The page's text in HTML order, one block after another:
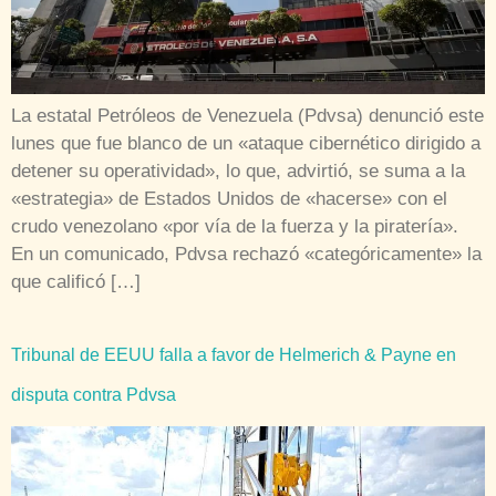
La estatal Petróleos de Venezuela (Pdvsa) denunció este
lunes que fue blanco de un «ataque cibernético dirigido a
detener su operatividad», lo que, advirtió, se suma a la
«estrategia» de Estados Unidos de «hacerse» con el
crudo venezolano «por vía de la fuerza y la piratería».
En un comunicado, Pdvsa rechazó «categóricamente» la
que calificó […]
Tribunal de EEUU falla a favor de Helmerich & Payne en
disputa contra Pdvsa